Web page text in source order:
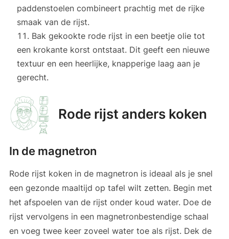
paddenstoelen combineert prachtig met de rijke
smaak van de rijst.
Bak gekookte rode rijst in een beetje olie tot
een krokante korst ontstaat. Dit geeft een nieuwe
textuur en een heerlijke, knapperige laag aan je
gerecht.
Rode rijst anders koken
In de magnetron
Rode rijst koken in de magnetron is ideaal als je snel
een gezonde maaltijd op tafel wilt zetten. Begin met
het afspoelen van de rijst onder koud water. Doe de
rijst vervolgens in een magnetronbestendige schaal
en voeg twee keer zoveel water toe als rijst. Dek de